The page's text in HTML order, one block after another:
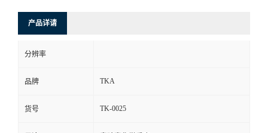
产品详请
分辨率
品牌 TKA
货号 TK-0025